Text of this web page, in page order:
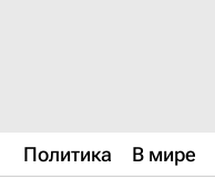
Политика В мире